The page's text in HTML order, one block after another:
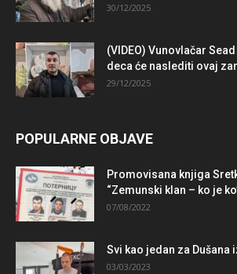
30/12/2025
(VIDEO) Vunovlačar
deca će naslediti ovaj
29/12/2025
POPULARNE OBJAVE
Promovisana knjiga
“Zemunski klan – ko je
07/08/2022
Svi kao jedan za Dušana
03/03/2023